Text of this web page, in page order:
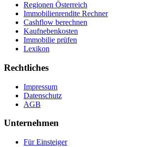
Regionen Österreich
Immobilienrendite Rechner
Cashflow berechnen
Kaufnebenkosten
Immobilie prüfen
Lexikon
Rechtliches
Impressum
Datenschutz
AGB
Unternehmen
Für Einsteiger